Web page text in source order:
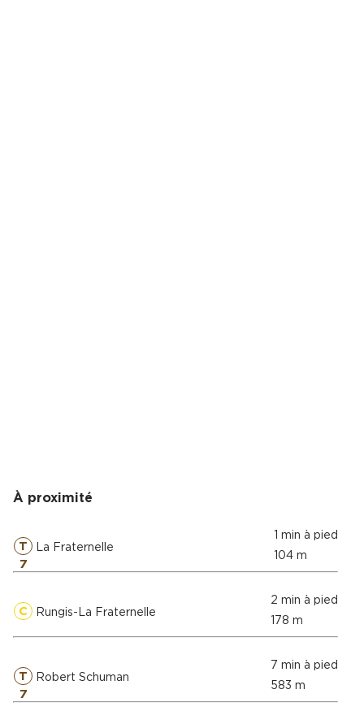
À proximité
T
7
La Fraternelle
1 min à pied
104 m
C Rungis-La Fraternelle
2 min à pied
178 m
T
7
Robert Schuman
7 min à pied
583 m